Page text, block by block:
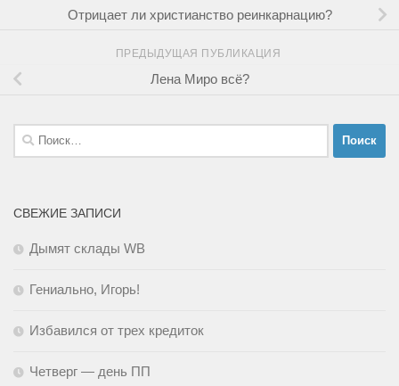
Отрицает ли христианство реинкарнацию?
ПРЕДЫДУЩАЯ ПУБЛИКАЦИЯ
Лена Миро всё?
Найти:
СВЕЖИЕ ЗАПИСИ
Дымят склады WB
Гениально, Игорь!
Избавился от трех кредиток
Четверг — день ПП